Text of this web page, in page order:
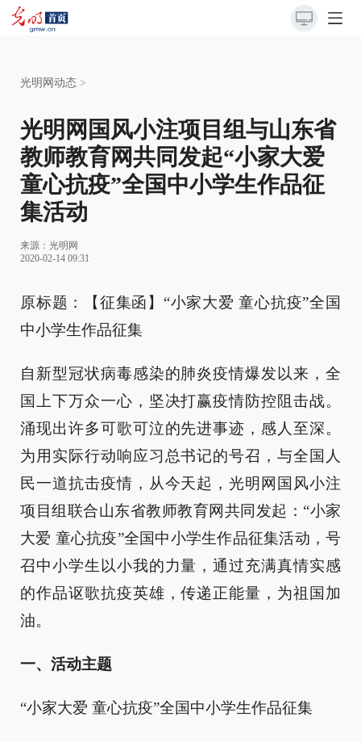
光明网动态 >
光明网国风小注项目组与山东省
教师教育网共同发起“小家大爱
童心抗疫”全国中小学生作品征
集活动
来源： 光明网
2020-02-14 09:31
原标题：【征集函】“小家大爱 童心抗疫”全国
中小学生作品征集
自新型冠状病毒感染的肺炎疫情爆发以来，全
国上下万众一心，坚决打赢疫情防控阻击战。
涌现出许多可歌可泣的先进事迹，感人至深。
为用实际行动响应习总书记的号召，与全国人
民一道抗击疫情，从今天起，光明网国风小注
项目组联合山东省教师教育网共同发起：“小家
大爱 童心抗疫”全国中小学生作品征集活动，号
召中小学生以小我的力量，通过充满真情实感
的作品讴歌抗疫英雄，传递正能量，为祖国加
油。
一、活动主题
“小家大爱 童心抗疫”全国中小学生作品征集